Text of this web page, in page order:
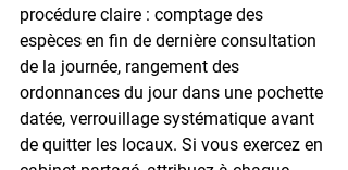
procédure claire : comptage des
espèces en fin de dernière consultation
de la journée, rangement des
ordonnances du jour dans une pochette
datée, verrouillage systématique avant
de quitter les locaux. Si vous exercez en